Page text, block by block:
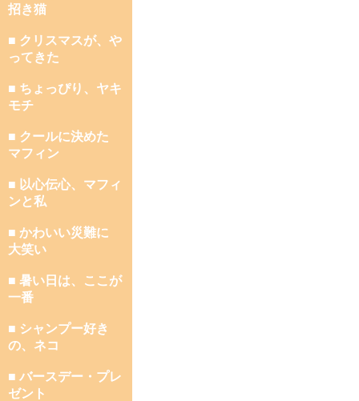
招き猫
■ クリスマスが、や
ってきた
■ ちょっぴり、ヤキ
モチ
■ クールに決めた
マフィン
■ 以心伝心、マフィ
ンと私
■ かわいい災難に
大笑い
■ 暑い日は、ここが
一番
■ シャンプー好き
の、ネコ
■ バースデー・プレ
ゼント